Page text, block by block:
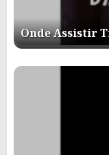
Onde Assistir